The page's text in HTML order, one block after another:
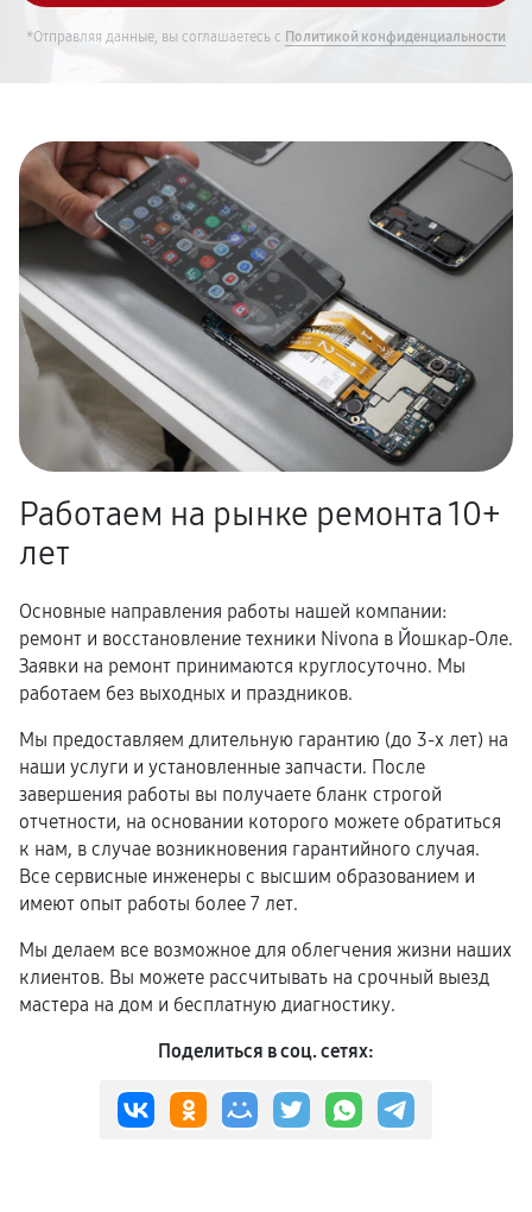
*Отправляя данные, вы соглашаетесь с Политикой конфиденциальности
Работаем на рынке ремонта 10+
лет
Основные направления работы нашей компании:
ремонт и восстановление техники Nivona в Йошкар-Оле.
Заявки на ремонт принимаются круглосуточно. Мы
работаем без выходных и праздников.
Мы предоставляем длительную гарантию (до 3-х лет) на
наши услуги и установленные запчасти. После
завершения работы вы получаете бланк строгой
отчетности, на основании которого можете обратиться
к нам, в случае возникновения гарантийного случая.
Все сервисные инженеры с высшим образованием и
имеют опыт работы более 7 лет.
Мы делаем все возможное для облегчения жизни наших
клиентов. Вы можете рассчитывать на срочный выезд
мастера на дом и бесплатную диагностику.
Поделиться в соц. сетях: